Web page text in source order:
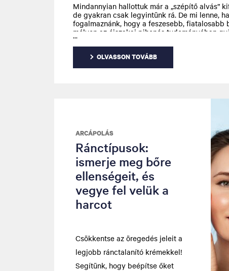
Mindannyian hallottuk már a „szépítő alvás”
de gyakran csak legyintünk rá. De mi lenne,
fogalmaznánk, hogy a feszesebb, fiatalosabb
mélyen az éjszakai pihenés tudományában
Ez nem mítosz, hanem egy összetett biológiai
OLVASSON TOVÁBB
ARCÁPOLÁS
Ránctípusok:
ismerje meg bőre
ellenségeit, és
vegye fel velük a
harcot
Csökkentse az öregedés jeleit a
legjobb ránctalanító krémekkel!
Segítünk, hogy beépítse őket